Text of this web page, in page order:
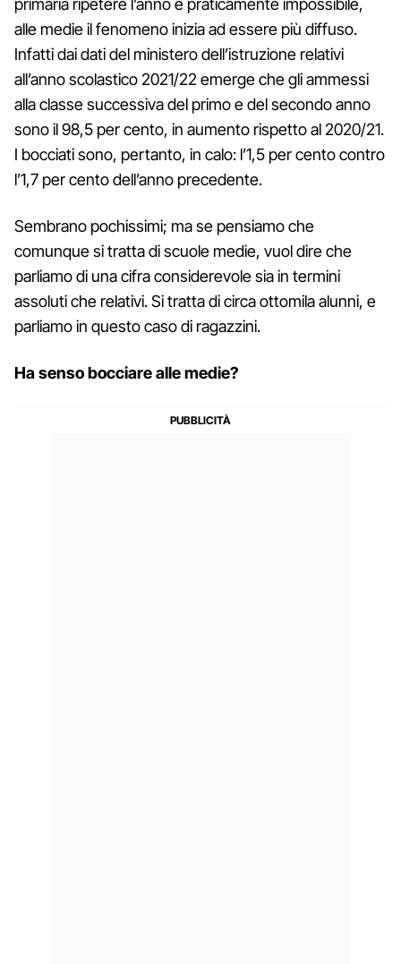
primaria ripetere l’anno è praticamente impossibile,
alle medie il fenomeno inizia ad essere più diffuso.
Infatti dai dati del ministero dell’istruzione relativi
all’anno scolastico 2021/22 emerge che gli ammessi
alla classe successiva del primo e del secondo anno
sono il 98,5 per cento, in aumento rispetto al 2020/21.
I bocciati sono, pertanto, in calo: l’1,5 per cento contro
l’1,7 per cento dell’anno precedente.
Sembrano pochissimi; ma se pensiamo che
comunque si tratta di scuole medie, vuol dire che
parliamo di una cifra considerevole sia in termini
assoluti che relativi. Si tratta di circa ottomila alunni, e
parliamo in questo caso di ragazzini.
Ha senso bocciare alle medie?